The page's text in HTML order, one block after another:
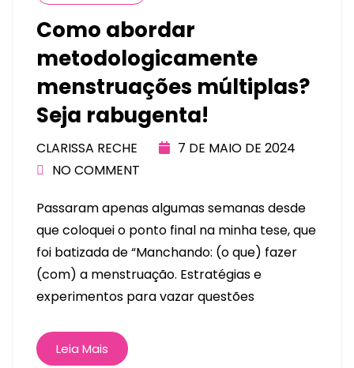
Como abordar
metodologicamente
menstruações múltiplas?
Seja rabugenta!
CLARISSA RECHE
7 DE MAIO DE 2024
NO COMMENT
Passaram apenas algumas semanas desde
que coloquei o ponto final na minha tese, que
foi batizada de “Manchando: (o que) fazer
(com) a menstruação. Estratégias e
experimentos para vazar questões
Leia Mais